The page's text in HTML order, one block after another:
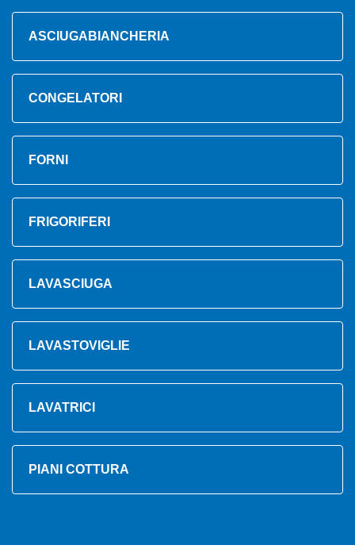
ASCIUGABIANCHERIA
CONGELATORI
FORNI
FRIGORIFERI
LAVASCIUGA
LAVASTOVIGLIE
LAVATRICI
PIANI COTTURA